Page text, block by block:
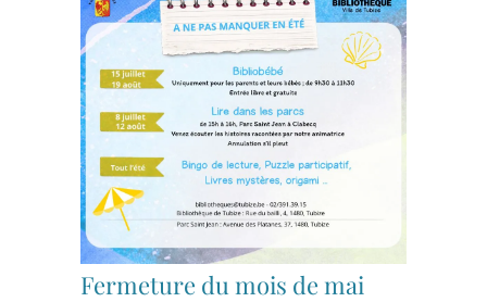
Fermeture du mois de mai